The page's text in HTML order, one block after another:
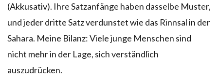
(Akkusativ). Ihre Satzanfänge haben dasselbe Muster,
und jeder dritte Satz verdunstet wie das Rinnsal in der
Sahara. Meine Bilanz: Viele junge Menschen sind
nicht mehr in der Lage, sich verständlich
auszudrücken.